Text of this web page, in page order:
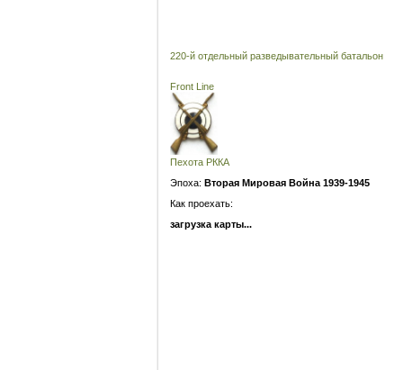
220-й отдельный разведывательный батальон
Front Line
Пехота РККА
Эпоха: Вторая Мировая Война 1939-1945
Как проехать:
загрузка карты...